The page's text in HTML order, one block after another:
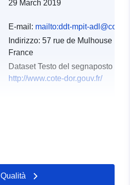
29 March 2019
E-mail: mailto:ddt-mpit-adl@cote-
Indirizzo: 57 rue de Mulhouse BP
France
Dataset Testo del segnaposto
http://www.cote-dor.gouv.fr/
48.03137207 ], [
Qualità